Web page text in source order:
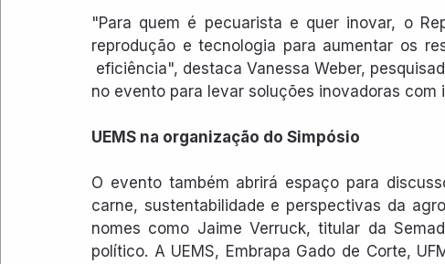
"Para quem é pecuarista e quer inovar, o
reprodução e tecnologia para aumentar os
eficiência", destaca Vanessa Weber,
no evento para levar soluções inovadoras
UEMS na organização do Simpósio
O evento também abrirá espaço para
carne, sustentabilidade e perspectivas da
nomes como Jaime Verruck, titular da
político. A UEMS, Embrapa Gado de Corte,